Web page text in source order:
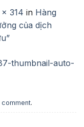
314 in Hàng
của dịch
.